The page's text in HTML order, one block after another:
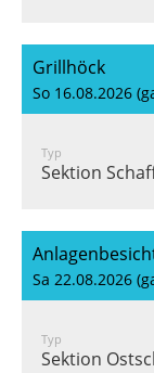
Grillhöck
So 16.08.2026
Typ
Sektion
Sa 22.08.2026
Typ
Sektion